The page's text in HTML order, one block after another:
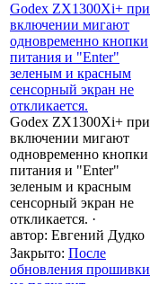
Godex ZX1300Xi+ при
включении мигают
одновременно кнопки
питания и "Enter"
зеленым и красным
сенсорный экран не
откликается.
Godex ZX1300Xi+ при
включении мигают
одновременно кнопки
питания и "Enter"
зеленым и красным
сенсорный экран не
откликается. ·
автор: Евгений Дудко
Закрыто: После
обновления прошивки